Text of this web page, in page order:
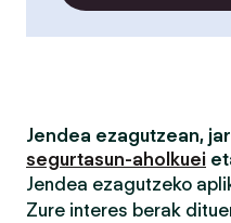
Jendea ezagutzean,
segurtasun-aholkuei
Jendea ezagutzeko
Zure interes berak